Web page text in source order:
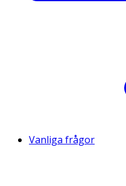
Vanliga frågor